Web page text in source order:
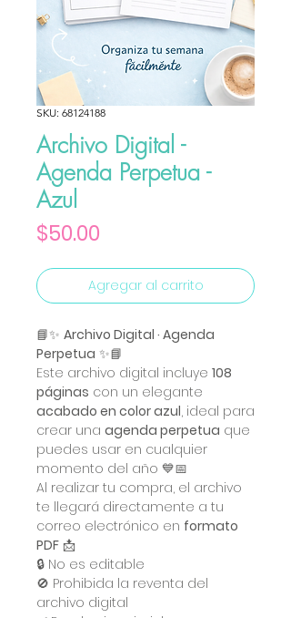
SKU: 68124188
Archivo Digital -
Agenda Perpetua -
Azul
$50.00
Agregar al carrito
📘✨ Archivo Digital · Agenda
Perpetua ✨📘
Este archivo digital incluye 108
páginas con un elegante
acabado en color azul, ideal para
crear una agenda perpetua que
puedes usar en cualquier
momento del año 💙📅
Al realizar tu compra, el archivo
te llegará directamente a tu
correo electrónico en formato
PDF 📩
🔒 No es editable
🚫 Prohibida la reventa del
archivo digital